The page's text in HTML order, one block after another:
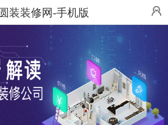
圆装装修网-手机版